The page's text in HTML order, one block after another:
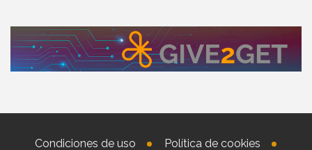
Condiciones de uso Política de cookies